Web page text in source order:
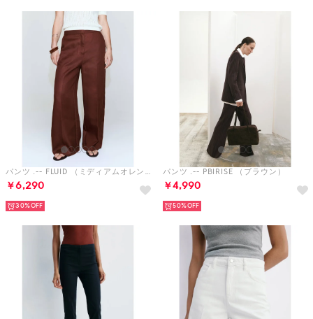
パンツ .-- FLUID （ミディアムオレンジ）
￥6,290
30%
パンツ .-- PBIRISE （ブラウン）
￥4,990
50%